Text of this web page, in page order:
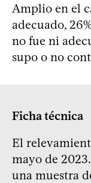
Amplio en el
adecuado,
no fue ni
supo o no
Ficha técnica
El
mayo de
una muestra